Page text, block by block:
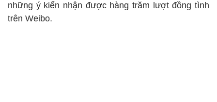
những ý kiến nhận được hàng trăm lượt đồng tình
trên Weibo.